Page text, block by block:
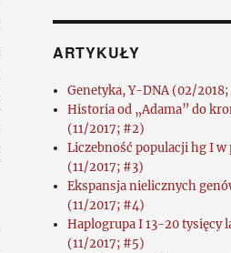
ARTYKUŁY
Genetyka, Y-DNA (02/2018;
Historia od „Adama” do
(11/2017; #2)
Liczebność populacji hg I w
(11/2017; #3)
Ekspansja nielicznych
(11/2017; #4)
Haplogrupa I 13-20 tysięcy
(11/2017; #5)